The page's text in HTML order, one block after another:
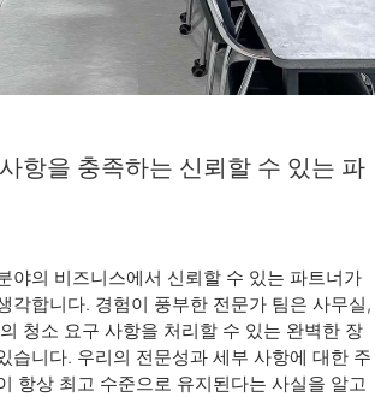
항을 충족하는 신뢰할 수 있는 파
야의 비즈니스에서 신뢰할 수 있는 파트너가
각합니다. 경험이 풍부한 전문가 팀은 사무실,
청소 요구 사항을 처리할 수 있는 완벽한 장
습니다. 우리의 전문성과 세부 사항에 대한 주
항상 최고 수준으로 유지된다는 사실을 알고